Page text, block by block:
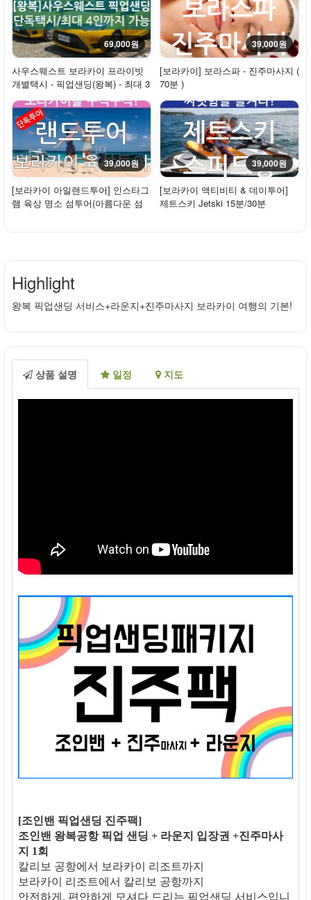
69,000원
사우스웨스트 보라카이 프라이빗
개별택시 - 픽업샌딩(왕복) - 최대 3
인
39,000원
[보라카이] 보라스파 - 진주마사지 (
70분 )
39,000원
[보라카이 아일랜드투어] 인스타그
램 육상 명소 섬투어(아름다운 섬
39,000원
[보라카이 액티비티 & 데이투어]
제트스키 Jetski 15분/30분
Highlight
왕복 픽업샌딩 서비스+라운지+진주마사지 보라카이 여행의 기본!
상품 설명 일정 지도
[조인밴 픽업샌딩 진주팩]
조인밴 왕복공항 픽업 샌딩 + 라운지 입장권 +진주마사
지 1회
칼리보 공항에서 보라카이 리조트까지
보라카이 리조트에서 칼리보 공항까지
안전하게, 편안하게 모셔다 드리는 픽업샌딩 서비스입니